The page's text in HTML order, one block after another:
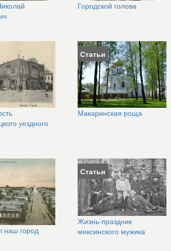
Городской голова
уездного
Статьи
Макаринская роща
наш город
Статьи
Жизнь-праздник
мяксинского мужика